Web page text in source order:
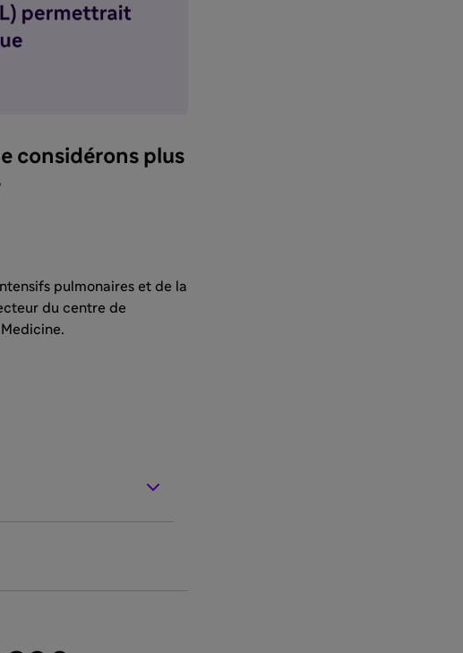
considérons plus
pulmonaires et de la
du centre de